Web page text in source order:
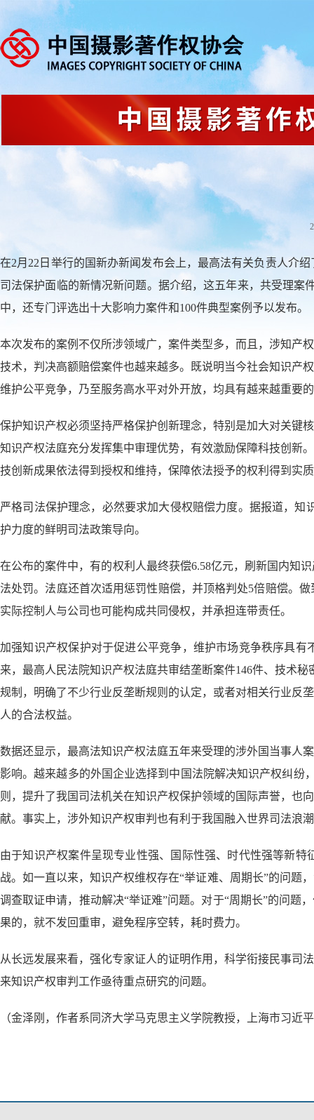
在2月22日举行的国新办新闻发布会上，最高法有关负责人介
司法保护面临的新情况新问题。据介绍，这五年来，共受理案
中，还专门评选出十大影响力案件和100件典型案例予以发布。
本次发布的案例不仅所涉领域广，案件类型多，而且，涉知产
技术，判决高额赔偿案件也越来越多。既说明当今社会知识产
维护公平竞争，乃至服务高水平对外开放，均具有越来越重要
保护知识产权必须坚持严格保护创新理念，特别是加大对关键
知识产权法庭充分发挥集中审理优势，有效激励保障科技创新
技创新成果依法得到授权和维持，保障依法授予的权利得到实
严格司法保护理念，必然要求加大侵权赔偿力度。据报道，知
护力度的鲜明司法政策导向。
在公布的案件中，有的权利人最终获偿6.58亿元，刷新国内知
法处罚。法庭还首次适用惩罚性赔偿，并顶格判处5倍赔偿。
实际控制人与公司也可能构成共同侵权，并承担连带责任。
加强知识产权保护对于促进公平竞争，维护市场竞争秩序具
来，最高人民法院知识产权法庭共审结垄断案件146件、技术
规制，明确了不少行业反垄断规则的认定，或者对相关行业反
人的合法权益。
数据还显示，最高法知识产权法庭五年来受理的涉外国当事人
影响。越来越多的外国企业选择到中国法院解决知识产权纠纷
则，提升了我国司法机关在知识产权保护领域的国际声誉，也
献。事实上，涉外知识产权审判也有利于我国融入世界司法浪
由于知识产权案件呈现专业性强、国际性强、时代性强等新
战。如一直以来，知识产权维权存在“举证难、周期长”的问题
调查取证申请，推动解决“举证难”问题。对于“周期长”的问题
果的，就不发回重审，避免程序空转，耗时费力。
从长远发展来看，强化专家证人的证明作用，科学衔接民事司
来知识产权审判工作亟待重点研究的问题。
（金泽刚，作者系同济大学马克思主义学院教授，上海市习近